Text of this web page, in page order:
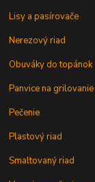
Lisy a pasírovače
Nerezový riad
Obuváky do topánok
Panvice na grilovanie
Pečenie
Plastový riad
Smaltovaný riad